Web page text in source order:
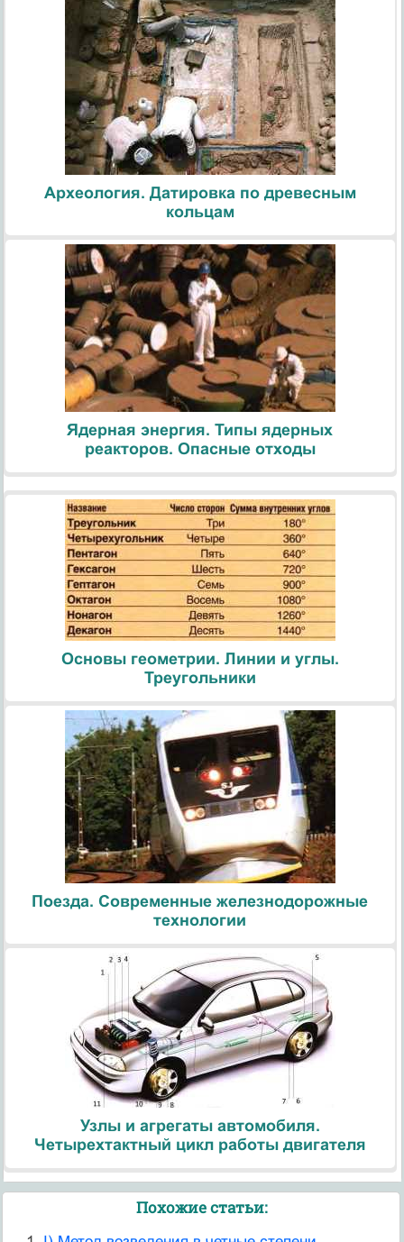
Археология. Датировка по древесным
кольцам
Ядерная энергия. Типы ядерных
реакторов. Опасные отходы
Основы геометрии. Линии и углы.
Треугольники
Поезда. Современные железнодорожные
технологии
Узлы и агрегаты автомобиля.
Четырехтактный цикл работы двигателя
Похожие статьи: